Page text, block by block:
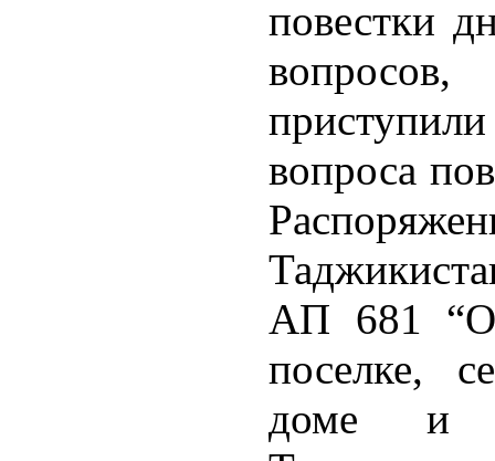
повестки
вопросов,
вопроса
АП 681 “О
поселке,
доме и